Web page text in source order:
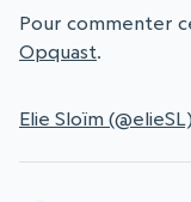
Pour commenter
Opquast.
Elie Sloïm (@elieSL)